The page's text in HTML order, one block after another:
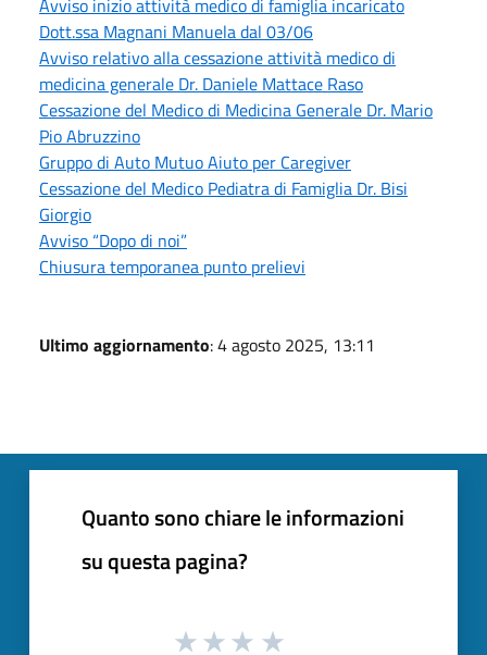
Dott.ssa Magnani Manuela dal 03/06
Avviso relativo alla cessazione attività medico di
medicina generale Dr. Daniele Mattace Raso
Cessazione del Medico di Medicina Generale Dr. Mario
Pio Abruzzino
Gruppo di Auto Mutuo Aiuto per Caregiver
Cessazione del Medico Pediatra di Famiglia Dr. Bisi
Giorgio
Avviso “Dopo di noi”
Chiusura temporanea punto prelievi
Ultimo aggiornamento: 4 agosto 2025, 13:11
Quanto sono chiare le informazioni
su questa pagina?